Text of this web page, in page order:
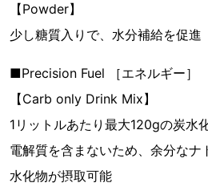
【Powder】
少し糖質入りで、水分補給を促進
■Precision Fuel ［エネルギー］
【Carb only Drink Mix】
1リットルあたり最大120gの炭水
電解質を含まないため、余分なナ
水化物が摂取可能